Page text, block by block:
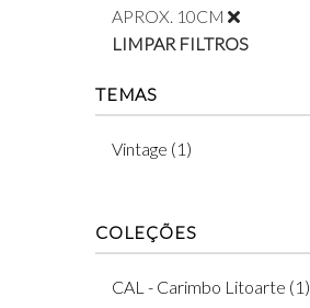
APROX. 10CM
LIMPAR FILTROS
TEMAS
Vintage (1)
COLEÇÕES
CAL - Carimbo Litoarte (1)